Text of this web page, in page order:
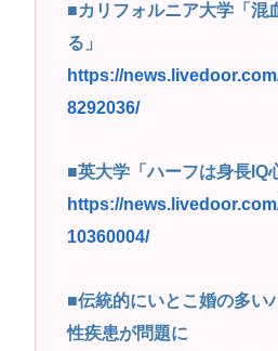
ポケカ資産が100万円超えた
【高市動画】こういうオス
まれるの？
中国のメスガキ、民度が終わ
Powered by livedoor 相互RSS
■カリフォルニア大学「混
る」
https://
8292036/
■英大学「ハーフは身長IQ
https://
10360004/
■伝統的にいとこ婚の多い
性疾患が問題に